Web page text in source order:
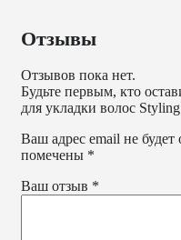
Отзывы
Отзывов пока нет.
Будьте первым, кто
для укладки волос
Ваш адрес email не будет
помечены *
Ваш отзыв *